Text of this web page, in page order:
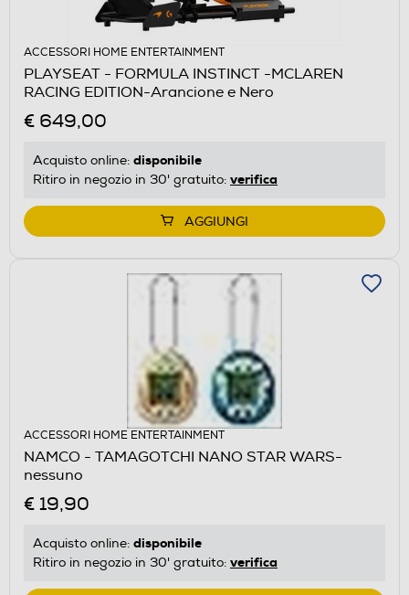
ACCESSORI HOME ENTERTAINMENT
PLAYSEAT - FORMULA INSTINCT -MCLAREN
RACING EDITION-Arancione e Nero
€ 649,00
Acquisto online: disponibile
Ritiro in negozio in 30' gratuito: verifica
AGGIUNGI
ACCESSORI HOME ENTERTAINMENT
NAMCO - TAMAGOTCHI NANO STAR WARS-
nessuno
€ 19,90
Acquisto online: disponibile
Ritiro in negozio in 30' gratuito: verifica